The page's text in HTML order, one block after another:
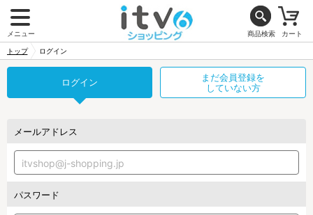
メニュー 商品検索 カート
トップ ログイン
ログイン
まだ会員登録を
していない方
メールアドレス
パスワード